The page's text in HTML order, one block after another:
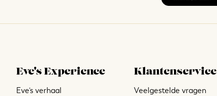
Eve's Experience
Eve’s verhaal
Klantenservice
Veelgestelde vragen